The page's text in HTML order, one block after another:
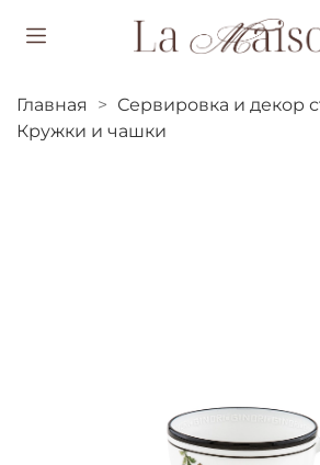
Главная Сервировка и декор
Кружки и чашки